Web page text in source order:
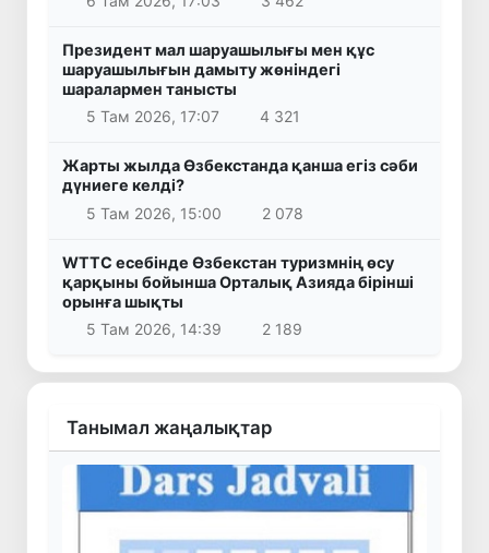
Президент мал шаруашылығы мен құс
шаруашылығын дамыту жөніндегі
шаралармен танысты
5 Там 2026, 17:07
4 321
Жарты жылда Өзбекстанда қанша егіз сәби
дүниеге келді?
5 Там 2026, 15:00
2 078
WTTC есебінде Өзбекстан туризмнің өсу
қарқыны бойынша Орталық Азияда бірінші
орынға шықты
5 Там 2026, 14:39
2 189
Танымал жаңалықтар